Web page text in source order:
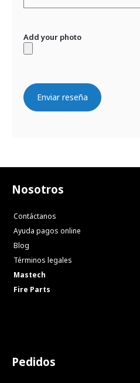
Add your photo
Enviar reseña
Nosotros
Contáctanos
Ayuda pagos online
Blog
Términos legales
Mastech
Fire Parts
Pedidos